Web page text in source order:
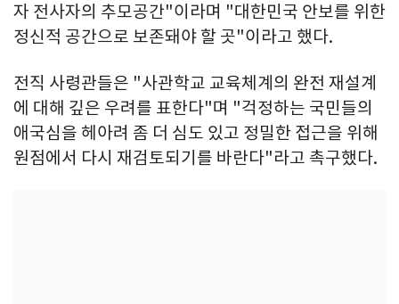
자 전사자의 추모공간"이라며 "대한민국 안보를 위한
정신적 공간으로 보존돼야 할 곳"이라고 했다.
전직 사령관들은 "사관학교 교육체계의 완전 재설계
에 대해 깊은 우려를 표한다"며 "걱정하는 국민들의
애국심을 헤아려 좀 더 심도 있고 정밀한 접근을 위해
원점에서 다시 재검토되기를 바란다"라고 촉구했다.